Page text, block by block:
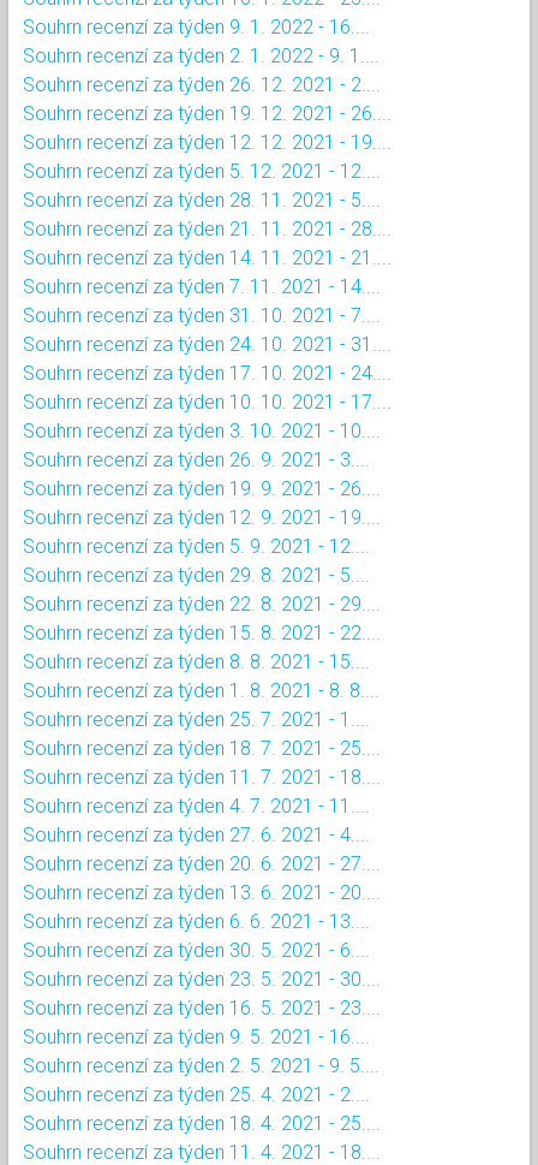
Souhrn recenzí za týden 9. 1. 2022 - 16....
Souhrn recenzí za týden 2. 1. 2022 - 9. 1....
Souhrn recenzí za týden 26. 12. 2021 - 2....
Souhrn recenzí za týden 19. 12. 2021 - 26....
Souhrn recenzí za týden 12. 12. 2021 - 19....
Souhrn recenzí za týden 5. 12. 2021 - 12....
Souhrn recenzí za týden 28. 11. 2021 - 5....
Souhrn recenzí za týden 21. 11. 2021 - 28....
Souhrn recenzí za týden 14. 11. 2021 - 21....
Souhrn recenzí za týden 7. 11. 2021 - 14....
Souhrn recenzí za týden 31. 10. 2021 - 7....
Souhrn recenzí za týden 24. 10. 2021 - 31....
Souhrn recenzí za týden 17. 10. 2021 - 24....
Souhrn recenzí za týden 10. 10. 2021 - 17....
Souhrn recenzí za týden 3. 10. 2021 - 10....
Souhrn recenzí za týden 26. 9. 2021 - 3....
Souhrn recenzí za týden 19. 9. 2021 - 26....
Souhrn recenzí za týden 12. 9. 2021 - 19....
Souhrn recenzí za týden 5. 9. 2021 - 12....
Souhrn recenzí za týden 29. 8. 2021 - 5....
Souhrn recenzí za týden 22. 8. 2021 - 29....
Souhrn recenzí za týden 15. 8. 2021 - 22....
Souhrn recenzí za týden 8. 8. 2021 - 15....
Souhrn recenzí za týden 1. 8. 2021 - 8. 8....
Souhrn recenzí za týden 25. 7. 2021 - 1....
Souhrn recenzí za týden 18. 7. 2021 - 25....
Souhrn recenzí za týden 11. 7. 2021 - 18....
Souhrn recenzí za týden 4. 7. 2021 - 11....
Souhrn recenzí za týden 27. 6. 2021 - 4....
Souhrn recenzí za týden 20. 6. 2021 - 27....
Souhrn recenzí za týden 13. 6. 2021 - 20....
Souhrn recenzí za týden 6. 6. 2021 - 13....
Souhrn recenzí za týden 30. 5. 2021 - 6....
Souhrn recenzí za týden 23. 5. 2021 - 30....
Souhrn recenzí za týden 16. 5. 2021 - 23....
Souhrn recenzí za týden 9. 5. 2021 - 16....
Souhrn recenzí za týden 2. 5. 2021 - 9. 5....
Souhrn recenzí za týden 25. 4. 2021 - 2....
Souhrn recenzí za týden 18. 4. 2021 - 25....
Souhrn recenzí za týden 11. 4. 2021 - 18....